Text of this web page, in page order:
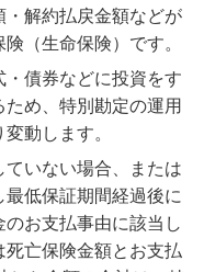
・解約払戻金額などが
（生命保険）です。
債券などに投資をす
め、特別勘定の運用
動します。
いない場合、または
低保証期間経過後に
お支払事由に該当し
亡保険金額とお支払